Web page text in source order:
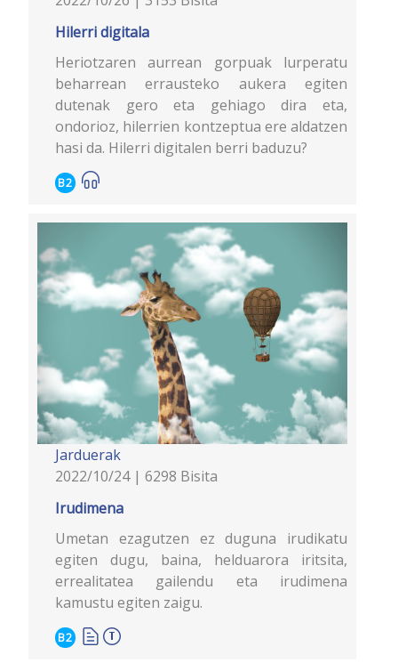
Hilerri digitala
Heriotzaren aurrean gorpuak lurperatu
beharrean errausteko aukera egiten
dutenak gero eta gehiago dira eta,
ondorioz, hilerrien kontzeptua ere aldatzen
hasi da. Hilerri digitalen berri baduzu?
B2
Jarduerak
2022/10/24 | 6298 Bisita
Irudimena
Umetan ezagutzen ez duguna irudikatu
egiten dugu, baina, helduarora iritsita,
errealitatea gailendu eta irudimena
kamustu egiten zaigu.
B2